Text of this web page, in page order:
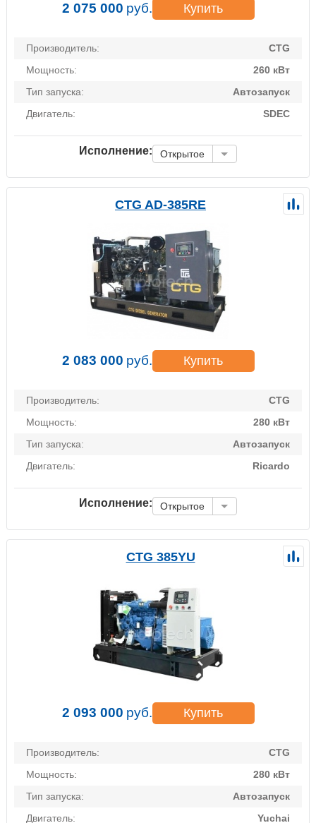
2 075 000 руб. Купить
Производитель:
CTG
Мощность:
260 кВт
Тип запуска:
Автозапуск
Двигатель:
SDEC
Исполнение: Открытое
CTG AD-385RE
2 083 000 руб. Купить
Производитель:
CTG
Мощность:
280 кВт
Тип запуска:
Автозапуск
Двигатель:
Ricardo
Исполнение: Открытое
CTG 385YU
2 093 000 руб. Купить
Производитель:
CTG
Мощность:
280 кВт
Тип запуска:
Автозапуск
Двигатель:
Yuchai